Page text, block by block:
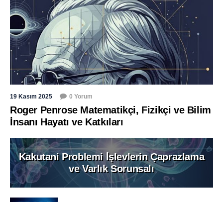
19 Kasım 2025 0 Yorum
Roger Penrose Matematikçi, Fizikçi ve Bilim
İnsanı Hayatı ve Katkıları
Kakutani Problemi İşlevlerin Çaprazlama
ve Varlık Sorunsalı